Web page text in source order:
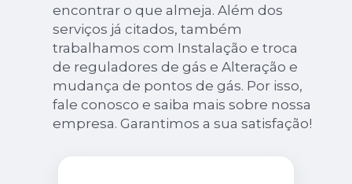
encontrar o que almeja. Além dos
serviços já citados, também
trabalhamos com Instalação e troca
de reguladores de gás e Alteração e
mudança de pontos de gás. Por isso,
fale conosco e saiba mais sobre nossa
empresa. Garantimos a sua satisfação!